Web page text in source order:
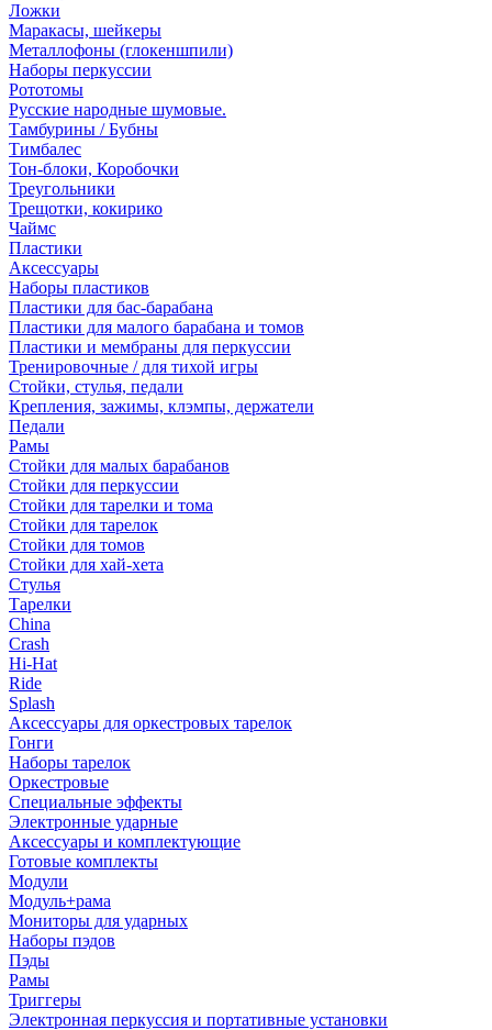
Ложки
Маракасы, шейкеры
Металлофоны (глокеншпили)
Наборы перкуссии
Рототомы
Русские народные шумовые.
Тамбурины / Бубны
Тимбалес
Тон-блоки, Коробочки
Треугольники
Трещотки, кокирико
Чаймс
Пластики
Аксессуары
Наборы пластиков
Пластики для бас-барабана
Пластики для малого барабана и томов
Пластики и мембраны для перкуссии
Тренировочные / для тихой игры
Стойки, стулья, педали
Крепления, зажимы, клэмпы, держатели
Педали
Рамы
Стойки для малых барабанов
Стойки для перкуссии
Стойки для тарелки и тома
Стойки для тарелок
Стойки для томов
Стойки для хай-хета
Стулья
Тарелки
China
Crash
Hi-Hat
Ride
Splash
Аксессуары для оркестровых тарелок
Гонги
Наборы тарелок
Оркестровые
Специальные эффекты
Электронные ударные
Аксессуары и комплектующие
Готовые комплекты
Модули
Модуль+рама
Мониторы для ударных
Наборы пэдов
Пэды
Рамы
Триггеры
Электронная перкуссия и портативные установки